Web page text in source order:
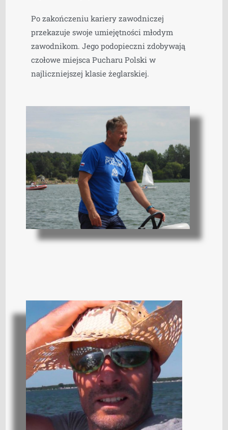
Po zakończeniu kariery zawodniczej
przekazuje swoje umiejętności młodym
zawodnikom. Jego podopieczni zdobywają
czołowe miejsca Pucharu Polski w
najliczniejszej klasie żeglarskiej.